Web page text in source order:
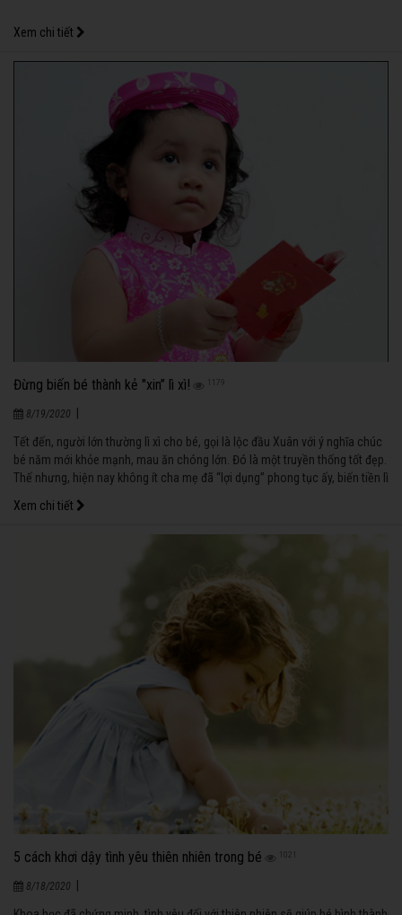
Xem chi tiết
Đừng biến bé thành kẻ "xin” lì xì! 1179
8/19/2020 |
Tết đến, người lớn thường lì xì cho bé, gọi là lộc đầu Xuân với ý nghĩa chúc
bé năm mới khỏe mạnh, mau ăn chóng lớn. Đó là một truyền thống tốt đẹp.
Thế nhưng, hiện nay không ít cha mẹ đã “lợi dụng” phong tục ấy, biến tiền lì
Xem chi tiết
5 cách khơi dậy tình yêu thiên nhiên trong bé
8/18/2020